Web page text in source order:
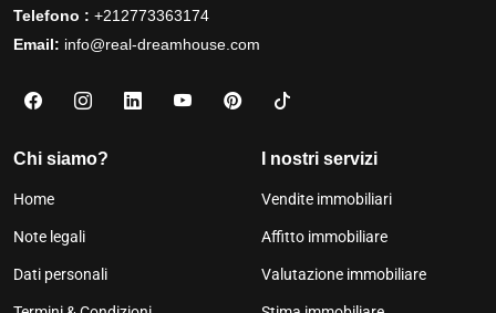
Telefono : +212773363174
Email: info@real-dreamhouse.com
Chi siamo?
Home
Note legali
Dati personali
I nostri servizi
Vendite immobiliari
Affitto immobiliare
Valutazione immobiliare